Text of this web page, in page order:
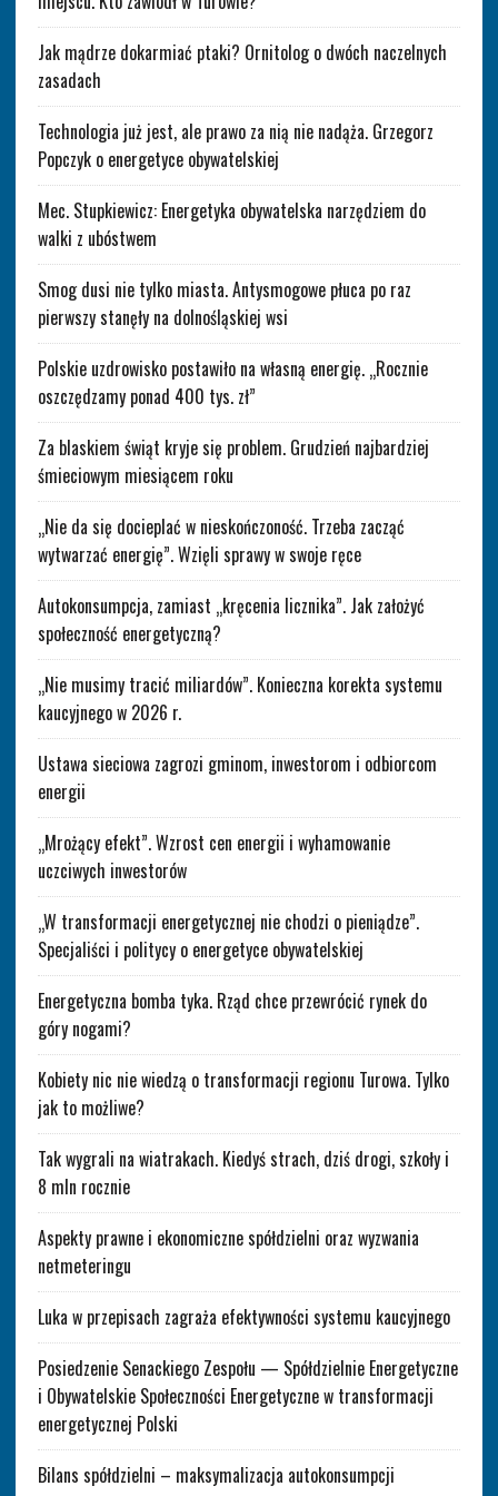
Jak mądrze dokarmiać ptaki? Ornitolog o dwóch naczelnych
zasadach
Technologia już jest, ale prawo za nią nie nadąża. Grzegorz
Popczyk o energetyce obywatelskiej
Mec. Stupkiewicz: Energetyka obywatelska narzędziem do
walki z ubóstwem
Smog dusi nie tylko miasta. Antysmogowe płuca po raz
pierwszy stanęły na dolnośląskiej wsi
Polskie uzdrowisko postawiło na własną energię. „Rocznie
oszczędzamy ponad 400 tys. zł”
Za blaskiem świąt kryje się problem. Grudzień najbardziej
śmieciowym miesiącem roku
„Nie da się docieplać w nieskończoność. Trzeba zacząć
wytwarzać energię”. Wzięli sprawy w swoje ręce
Autokonsumpcja, zamiast „kręcenia licznika”. Jak założyć
społeczność energetyczną?
„Nie musimy tracić miliardów”. Konieczna korekta systemu
kaucyjnego w 2026 r.
Ustawa sieciowa zagrozi gminom, inwestorom i odbiorcom
energii
„Mrożący efekt”. Wzrost cen energii i wyhamowanie
uczciwych inwestorów
„W transformacji energetycznej nie chodzi o pieniądze”.
Specjaliści i politycy o energetyce obywatelskiej
Energetyczna bomba tyka. Rząd chce przewrócić rynek do
góry nogami?
Kobiety nic nie wiedzą o transformacji regionu Turowa. Tylko
jak to możliwe?
Tak wygrali na wiatrakach. Kiedyś strach, dziś drogi, szkoły i
8 mln rocznie
Aspekty prawne i ekonomiczne spółdzielni oraz wyzwania
netmeteringu
Luka w przepisach zagraża efektywności systemu kaucyjnego
Posiedzenie Senackiego Zespołu — Spółdzielnie Energetyczne
i Obywatelskie Społeczności Energetyczne w transformacji
energetycznej Polski
Bilans spółdzielni – maksymalizacja autokonsumpcji